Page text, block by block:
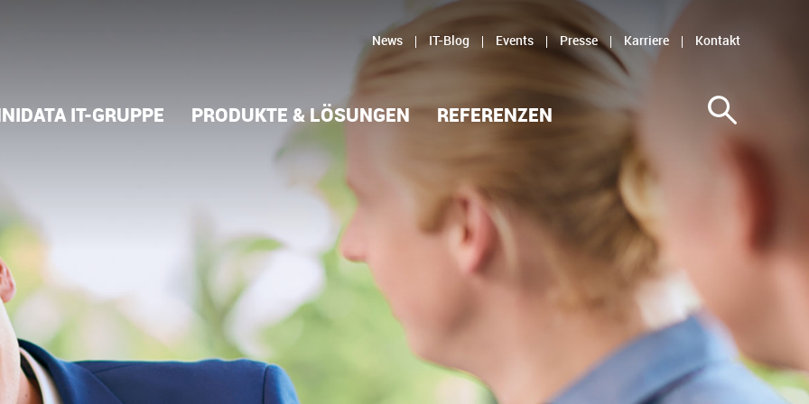
News IT-Blog Events Presse Karriere Kontakt
IT-GRUPPE PRODUKTE & LÖSUNGEN REFERENZEN